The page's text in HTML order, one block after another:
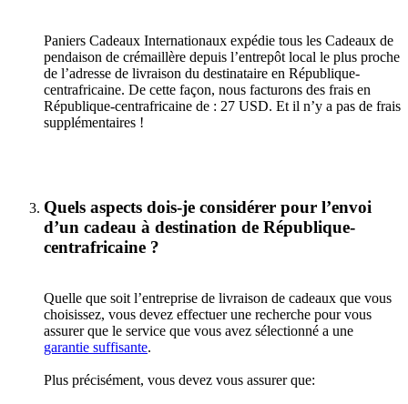
Paniers Cadeaux Internationaux expédie tous les Cadeaux de
pendaison de crémaillère depuis l’entrepôt local le plus proche
de l’adresse de livraison du destinataire en République-
centrafricaine. De cette façon, nous facturons des frais en
République-centrafricaine de : 27 USD. Et il n’y a pas de frais
supplémentaires !
Quels aspects dois-je considérer pour l’envoi
d’un cadeau à destination de République-
centrafricaine ?
Quelle que soit l’entreprise de livraison de cadeaux que vous
choisissez, vous devez effectuer une recherche pour vous
assurer que le service que vous avez sélectionné a une
garantie suffisante.
Plus précisément, vous devez vous assurer que: